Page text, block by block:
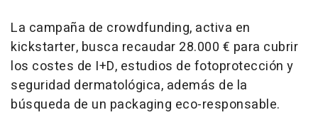
La campaña de crowdfunding, activa en
kickstarter, busca recaudar 28.000 € para cubrir
los costes de I+D, estudios de fotoprotección y
seguridad dermatológica, además de la
búsqueda de un packaging eco-responsable.